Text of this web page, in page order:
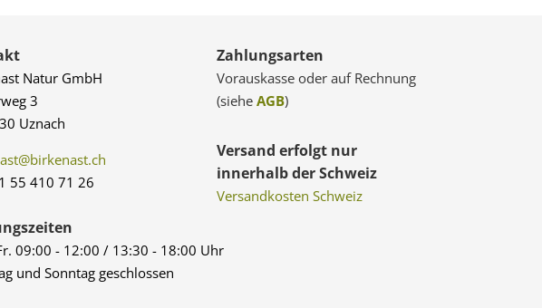
Natur GmbH
3
Uznach
55 410 71 26
Zahlungsarten
Vorauskasse oder auf Rechnung
(sieheAGB)
Versand erfolgt nur
innerhalb der Schweiz
Versandkosten Schweiz
09:00 - 12:00 / 13:30 - 18:00 Uhr
und Sonntag geschlossen